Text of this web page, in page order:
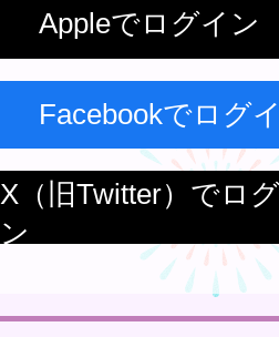
Appleでログイン
Facebookでログ
X（旧Twitter）でロ
ン